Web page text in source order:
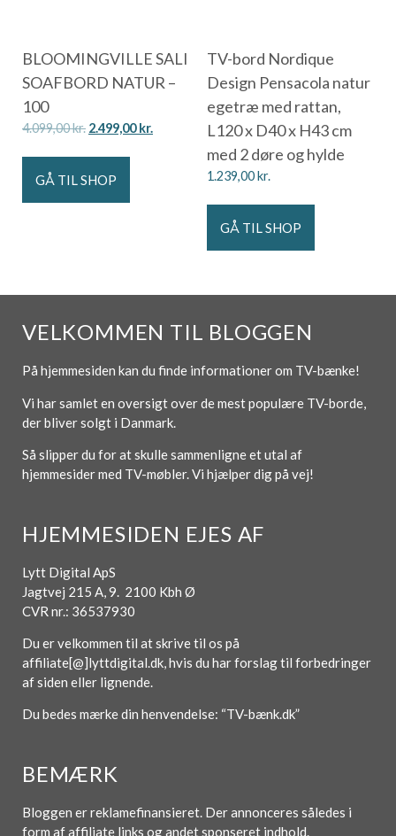
BLOOMINGVILLE SALI
SOAFBORD NATUR –
100
4.099,00kr. 2.499,00kr.
GÅ TIL SHOP
TV-bord Nordique
Design Pensacola natur
egetræ med rattan,
L120 x D40 x H43 cm
med 2 døre og hylde
1.239,00kr.
GÅ TIL SHOP
VELKOMMEN TIL BLOGGEN
På hjemmesiden kan du finde informationer om TV-bænke!
Vi har samlet en oversigt over de mest populære TV-borde,
der bliver solgt i Danmark.
Så slipper du for at skulle sammenligne et utal af
hjemmesider med TV-møbler. Vi hjælper dig på vej!
HJEMMESIDEN EJES AF
Lytt Digital ApS
Jagtvej 215 A, 9. 2100 Kbh Ø
CVR nr.: 36537930
Du er velkommen til at skrive til os på
affiliate[@]lyttdigital.dk, hvis du har forslag til forbedringer
af siden eller lignende.
Du bedes mærke din henvendelse: “TV-bænk.dk”
BEMÆRK
Bloggen er reklamefinansieret. Der annonceres således i
form af affiliate links og andet sponseret indhold.